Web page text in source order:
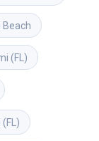
(FL)